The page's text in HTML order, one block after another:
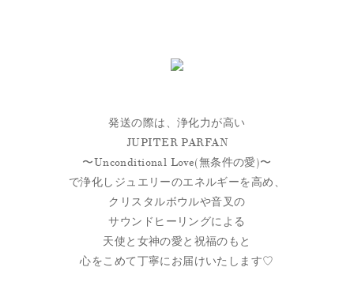
発送の際は、浄化力が高い
JUPITER PARFAN
〜Unconditional Love(無条件の愛)〜
で浄化しジュエリーのエネルギーを高め、
クリスタルボウルや音叉の
サウンドヒーリングによる
天使と女神の愛と祝福のもと
心をこめて丁寧にお届けいたします♡